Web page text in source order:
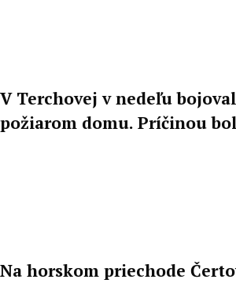
V Terchovej v nedeľu
požiarom domu. Príčinou
Na horskom priechode